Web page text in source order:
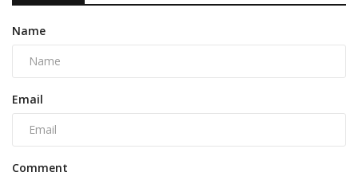
Name
Email
Comment